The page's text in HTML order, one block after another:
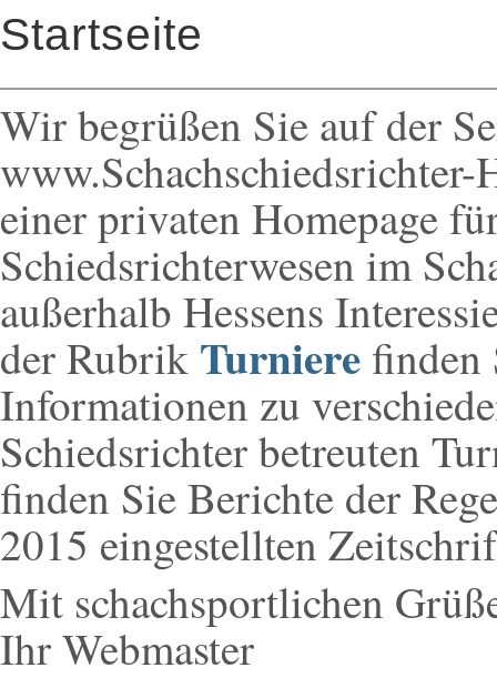
Startseite
Wir begrüßen Sie auf der
www.Schachschiedsrichter-
einer privaten Homepage
Schiedsrichterwesen im
außerhalb Hessens
der Rubrik Turniere finden
Informationen zu
Schiedsrichter betreuten
finden Sie Berichte der
2015 eingestellten
Mit schachsportlichen
Ihr Webmaster